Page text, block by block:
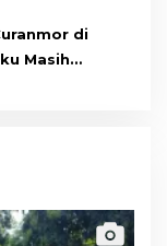
di
Masih